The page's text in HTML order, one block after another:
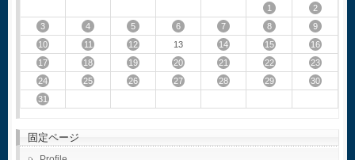
1
2
3
4 5 6 7 8
9
10
11 12 13 14 15
16
17
18 19 20 21 22
23
24
25 26 27 28 29
30
31
固定ページ